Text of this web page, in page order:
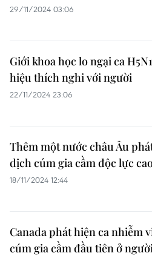
29/11/2024 03:06
Giới khoa học lo ngại ca
hiệu thích nghi với người
22/11/2024 23:06
Thêm một nước châu Âu
dịch cúm gia cầm độc lực
18/11/2024 12:44
Canada phát hiện ca nhiễm
cúm gia cầm đầu tiên ở